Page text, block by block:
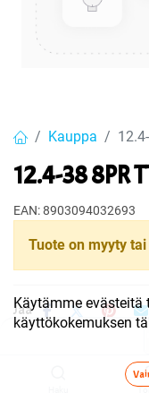
Kauppa
12.4-38 8PR
EAN:8903094032693
Tuote on myyty
Jaa
Käytämme
käyttökokemuksen